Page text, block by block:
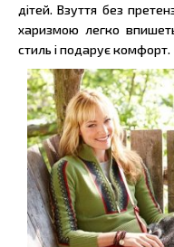
дітей. Взуття без
харизмою легко
стиль і подарує комфорт.